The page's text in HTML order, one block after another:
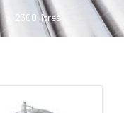
2300 litres